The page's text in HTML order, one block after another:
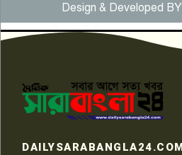
৬
সংবাদ
৭
কেটে
Design & Developed BY
DAILYSARABANGLA24.COM